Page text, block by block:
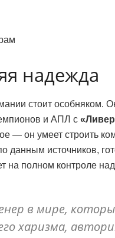
надежда
стоит особняком.
и АПЛ с
— он умеет строить
данным источников,
на полном контроле
в мире,
харизма,